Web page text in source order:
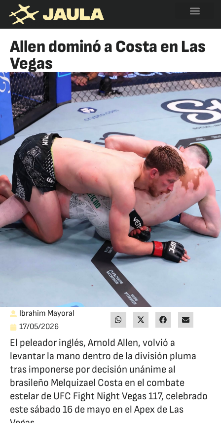
Allen dominó a Costa en Las
Vegas
Ibrahim Mayoral
17/05/2026
El peleador inglés, Arnold Allen, volvió a
levantar la mano dentro de la división pluma
tras imponerse por decisión unánime al
brasileño Melquizael Costa en el combate
estelar de UFC Fight Night Vegas 117, celebrado
este sábado 16 de mayo en el Apex de Las